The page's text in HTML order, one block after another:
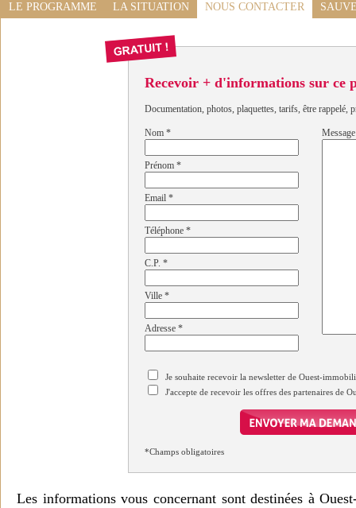
LE PROGRAMME LA SITUATION NOUS CONTACTER
Recevoir + d'informations sur ce
Documentation, photos, plaquettes, tarifs, être rappelé,
Nom *
Prénom *
Email *
Téléphone *
C.P. *
Ville *
Adresse *
Message
Je souhaite recevoir la newsletter de Ouest-
J'accepte de recevoir les offres des partenaires de
*Champs obligatoires
Les informations vous concernant sont destinées à